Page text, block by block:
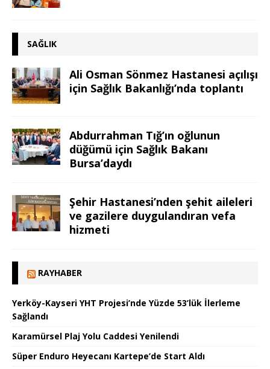
SAĞLIK
Ali Osman Sönmez Hastanesi açılışı
için Sağlık Bakanlığı’nda toplantı
Abdurrahman Tığ’ın oğlunun
düğümü için Sağlık Bakanı
Bursa’daydı
Şehir Hastanesi’nden şehit aileleri
ve gazilere duygulandıran vefa
hizmeti
RAYHABER
Yerköy-Kayseri YHT Projesi’nde Yüzde 53’lük İlerleme
Sağlandı
Karamürsel Plaj Yolu Caddesi Yenilendi
Süper Enduro Heyecanı Kartepe’de Start Aldı